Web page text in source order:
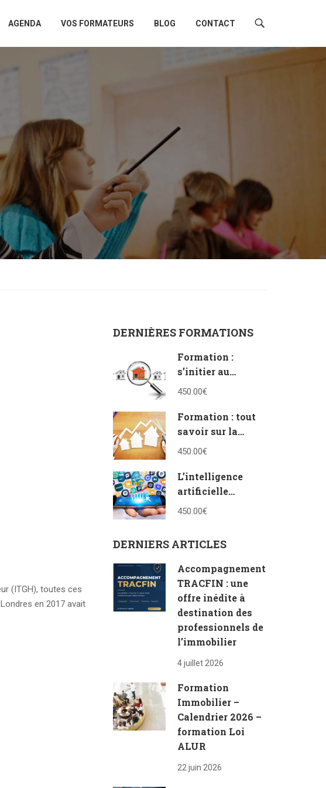
AGENDA VOS FORMATEURS BLOG CONTACT
(ITGH), toutes ces
en 2017 avait
DERNIÈRES FORMATIONS
Formation :
s’initier au
vocabulaire de
450.00€
Formation : tout
savoir sur la
vente en bloc et à
450.00€
L’intelligence
artificielle
appliquée à
450.00€
DERNIERS ARTICLES
Accompagnement
TRACFIN : une
offre inédite à
destination des
professionnels de
l’immobilier
4 juillet 2026
Formation
Immobilier –
Calendrier 2026 –
formation Loi
ALUR
22 juin 2026